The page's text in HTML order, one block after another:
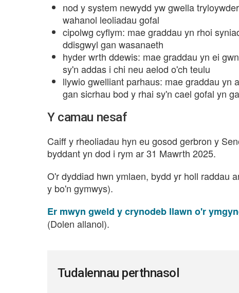
nod y system newydd yw gwella
wahanol leoliadau gofal
cipolwg cyflym: mae graddau yn rhoi
ddisgwyl gan wasanaeth
hyder wrth ddewis: mae graddau yn ei
sy'n addas i chi neu aelod o'ch teulu
llywio gwelliant parhaus: mae graddau yn
gan sicrhau bod y rhai sy'n cael gofal yn
Y camau nesaf
Caiff y rheoliadau hyn eu gosod gerbron y
byddant yn dod i rym ar 31 Mawrth 2025.
O'r dyddiad hwn ymlaen, bydd yr holl raddau
y bo'n gymwys).
Er mwyn gweld y crynodeb llawn o'r
(Dolen allanol).
Tudalennau perthnasol